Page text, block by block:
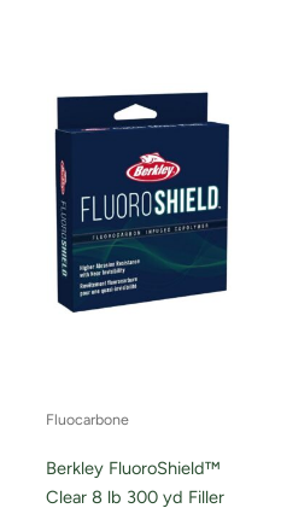
Fluocarbone
Berkley FluoroShield™
Clear 8 lb 300 yd Filler